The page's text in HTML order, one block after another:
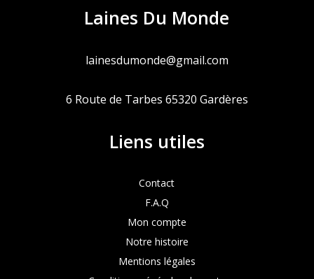
Laines Du Monde
lainesdumonde@gmail.com
6 Route de Tarbes 65320 Gardères
Liens utiles
Contact
F.A.Q
Mon compte
Notre histoire
Mentions légales